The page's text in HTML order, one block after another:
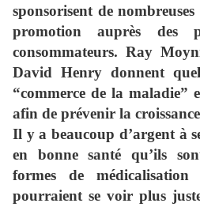
sponsorisent de
promotion auprès des
consommateurs. Ray
David Henry donnent
“commerce de la maladie”
afin de prévenir la
Il y a beaucoup d’argent à
en bonne santé qu’ils
formes de
pourraient se voir plus